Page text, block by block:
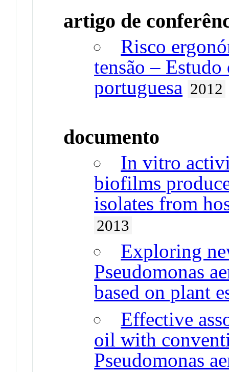
artigo de
Risco
tensão – Estudo
portuguesa 2012
documento
In vitro
biofilms
isolates from
2013
Exploring
Pseudomonas
based on plant
Effective
oil with
Pseudomonas